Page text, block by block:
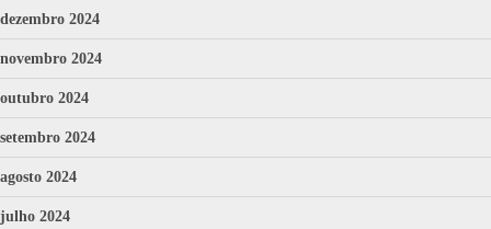
dezembro 2024
novembro 2024
outubro 2024
setembro 2024
agosto 2024
julho 2024